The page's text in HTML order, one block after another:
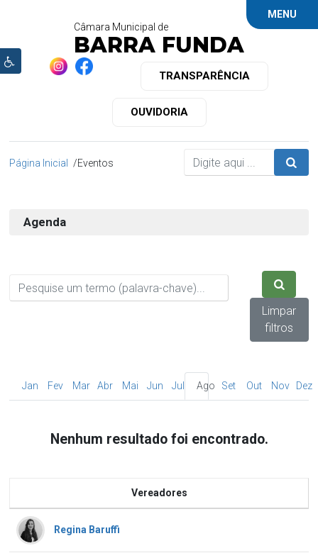
MENU
Câmara Municipal de
BARRA FUNDA
TRANSPARÊNCIA
OUVIDORIA
Página Inicial Eventos
Agenda
Limpar
filtros
Jan Fev Mar Abr Mai Jun Jul Ago Set Out Nov Dez
Nenhum resultado foi encontrado.
Vereadores
Regina Baruffi